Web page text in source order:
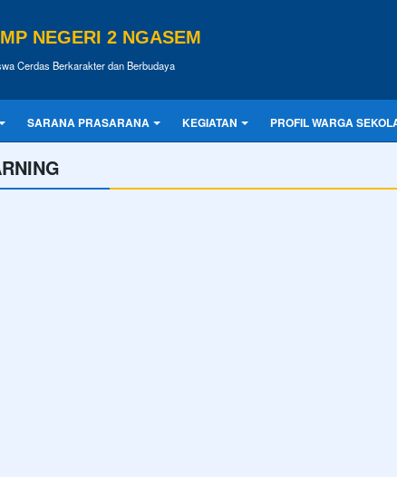
NEGERI 2 NGASEM
Cerdas Berkarakter dan Berbudaya
SARANA PRASARANA KEGIATAN PROFIL WARGA